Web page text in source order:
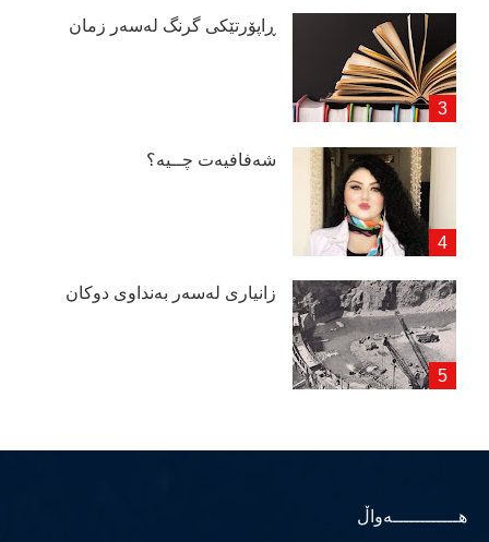
ڕاپۆرتێكی گرنگ لەسەر زمان
شەفافیەت چــیە؟
زانیاری لەسەر بەنداوی دوكان
هــــــــــــەواڵ